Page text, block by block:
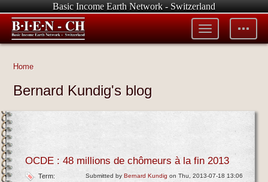
Basic Income Earth Network - Switzerland
Toggle
tools
Toggle
menu
Home
Bernard Kundig's blog
OCDE : 48 millions de chômeurs à la fin 2013
Submitted by Bernard Kundig on Thu, 2013-07-18 13:06
Term: